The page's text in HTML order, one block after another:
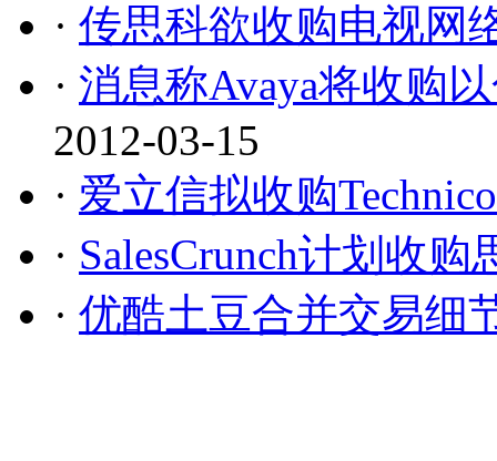
· 传思科欲收购电视网
· 消息称Avaya将收购
2012-03-15
· 爱立信拟收购
· SalesCrunch计划收
· 优酷土豆合并交易细